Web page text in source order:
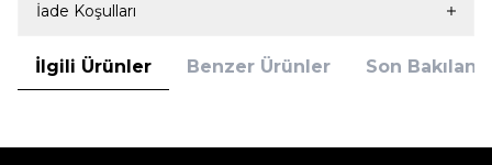
İade Koşulları
İlgili Ürünler Benzer Ürünler Son